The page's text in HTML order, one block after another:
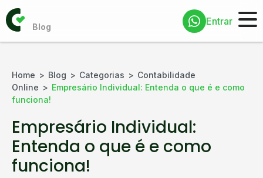
Entrar
Home Blog Categorias
Contabilidade
Online
Empresário Individual: Entenda o que é e como
funciona!
Empresário Individual:
Entenda o que é e como
funciona!